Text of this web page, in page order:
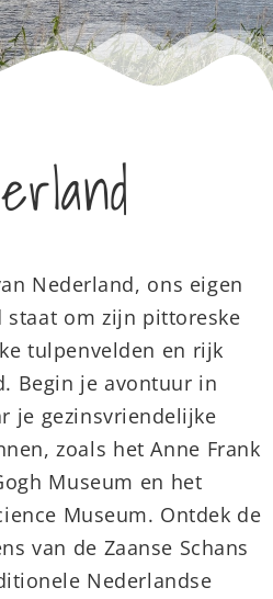
Nederland, ons eigen
staat om zijn pittoreske
tulpenvelden en rijk
Begin je avontuur in
je gezinsvriendelijke
zoals het Anne Frank
Museum en het
Museum. Ontdek de
van de Zaanse Schans
Nederlandse